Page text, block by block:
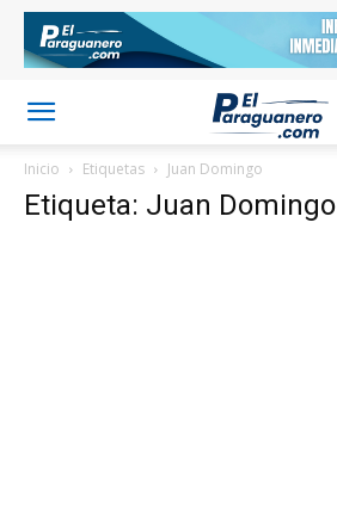
Inicio Etiquetas Juan Domingo
Etiqueta: Juan Domingo